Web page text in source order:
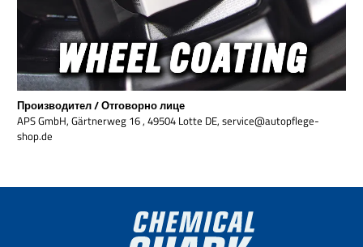
Производител / Отговорно лице
APS GmbH, Gärtnerweg 16 , 49504 Lotte DE, service@autopflege-
shop.de